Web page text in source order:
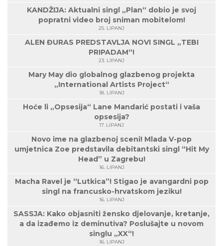
KANDŽIJA: Aktualni singl „Plan“ dobio je svoj
popratni video broj sniman mobitelom!
25. LIPANJ
ALEN ĐURAS PREDSTAVLJA NOVI SINGL „TEBI
PRIPADAM“!
23. LIPANJ
Mary May dio globalnog glazbenog projekta
„International Artists Project“
18. LIPANJ
Hoće li „Opsesija“ Lane Mandarić postati i vaša
opsesija?
17. LIPANJ
Novo ime na glazbenoj sceni! Mlada V-pop
umjetnica Zoe predstavila debitantski singl “Hit My
Head” u Zagrebu!
16. LIPANJ
Macha Ravel je “Lutkica”! Stigao je avangardni pop
singl na francusko-hrvatskom jeziku!
16. LIPANJ
SASSJA: Kako objasniti žensko djelovanje, kretanje,
a da izađemo iz deminutiva? Poslušajte u novom
singlu „XX“!
16. LIPANJ